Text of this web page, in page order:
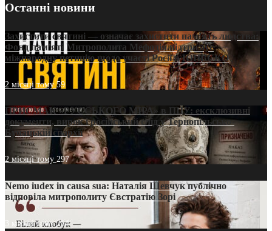
Останні новини
Захистити святині — означає захистити пам’ять людства:
Фонд пам’яті Митрополита Мефодія підтримує
міжнародну петицію щодо участі Росії в ЮНЕСКО
2 місяці тому59
ПРИСМАК «РУССЬКОГО МІРА» в ПЦУ: ексклюзивні
документи, вирок і російський слід у Тернопільсько-
Бучацькій єпархії
2 місяці тому 297
Nemo iudex in causa sua: Наталія Шевчук публічно
відповіла митрополиту Євстратію Зорі
3 місяці тому214